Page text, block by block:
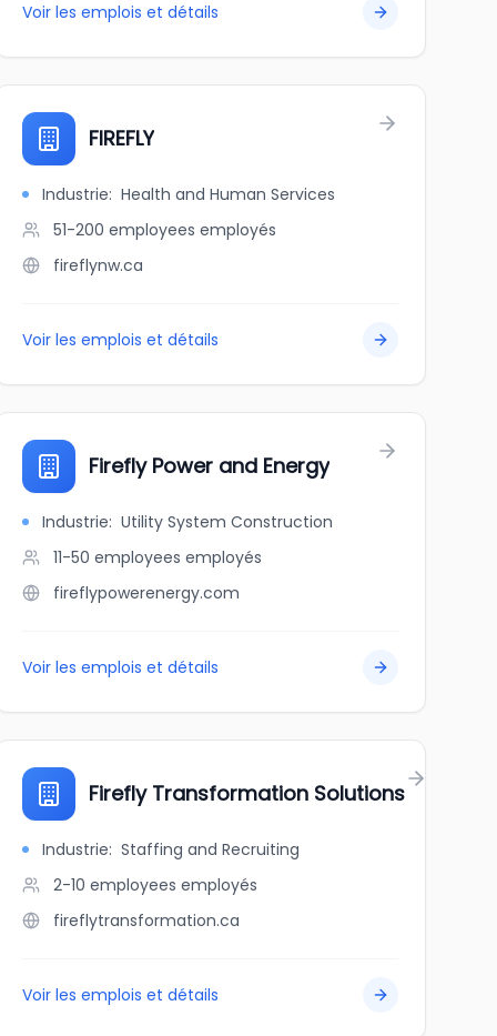
Voir les emplois et détails
FIREFLY
Industrie: Health and Human Services
51-200 employees employés
fireflynw.ca
Voir les emplois et détails
Firefly Power and Energy
Industrie: Utility System Construction
11-50 employees employés
fireflypowerenergy.com
Voir les emplois et détails
Firefly Transformation Solutions
Industrie: Staffing and Recruiting
2-10 employees employés
fireflytransformation.ca
Voir les emplois et détails